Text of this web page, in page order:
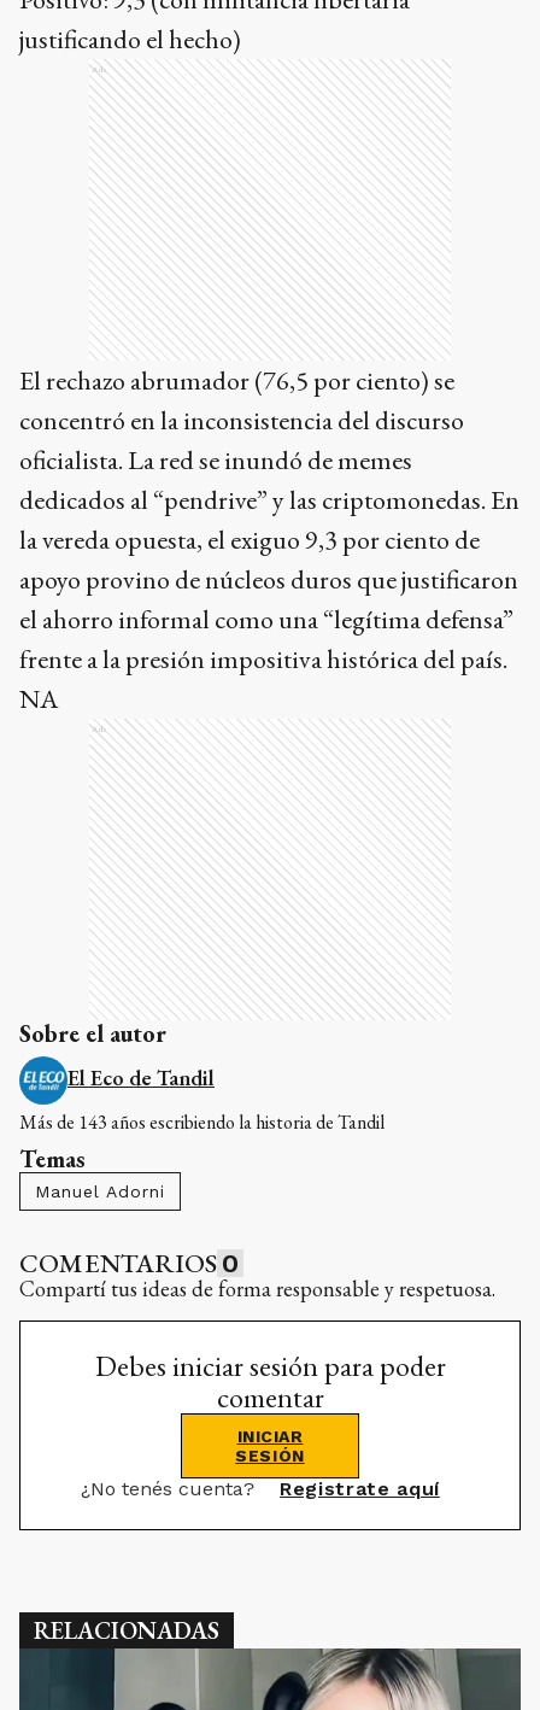
El rechazo abrumador (76,5 por ciento) se
concentró en la inconsistencia del discurso
oficialista. La red se inundó de memes
dedicados al “pendrive” y las criptomonedas. En
la vereda opuesta, el exiguo 9,3 por ciento de
apoyo provino de núcleos duros que justificaron
el ahorro informal como una “legítima defensa”
frente a la presión impositiva histórica del país.
NA
Sobre el autor
El Eco de Tandil
Más de 143 años escribiendo la historia de Tandil
Temas
Manuel Adorni
COMENTARIOS0
Compartí tus ideas de forma responsable y respetuosa.
comentar
¿No tenés cuenta? Registrate aquí
RELACIONADAS